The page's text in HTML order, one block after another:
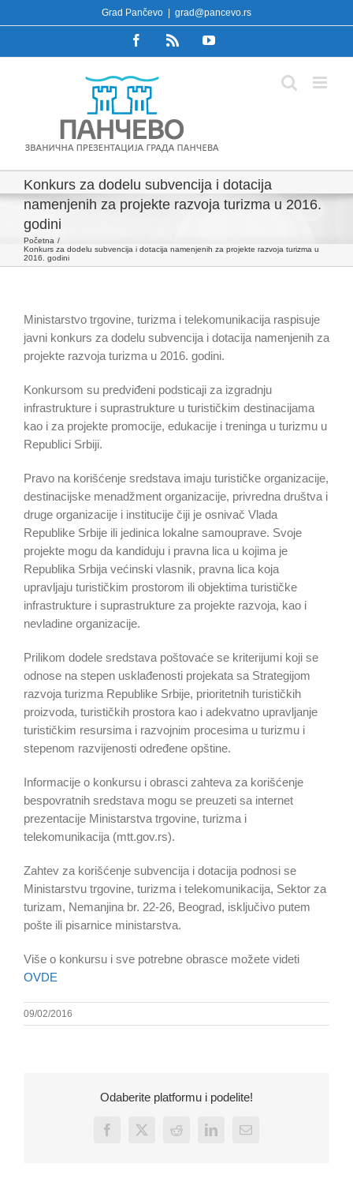
to
Grad Pančevo grad@pancevo.rs
FacebookRss YouTube
Konkurs za dodelu subvencija i dotacija
namenjenih za projekte razvoja turizma u 2016.
godini
Početna
Konkurs za dodelu subvencija i dotacija namenjenih za projekte razvoja turizma u
2016. godini
Ministarstvo trgovine, turizma i telekomunikacija raspisuje
javni konkurs za dodelu subvencija i dotacija namenjenih za
projekte razvoja turizma u 2016. godini.
Konkursom su predviđeni podsticaji za izgradnju
infrastrukture i suprastrukture u turističkim destinacijama
kao i za projekte promocije, edukacije i treninga u turizmu u
Republici Srbiji.
Pravo na korišćenje sredstava imaju turističke organizacije,
destinacijske menadžment organizacije, privredna društva i
druge organizacije i institucije čiji je osnivač Vlada
Republike Srbije ili jedinica lokalne samouprave. Svoje
projekte mogu da kandiduju i pravna lica u kojima je
Republika Srbija većinski vlasnik, pravna lica koja
upravljaju turističkim prostorom ili objektima turističke
infrastrukture i suprastrukture za projekte razvoja, kao i
nevladine organizacije.
Prilikom dodele sredstava poštovaće se kriterijumi koji se
odnose na stepen usklađenosti projekata sa Strategijom
razvoja turizma Republike Srbije, prioritetnih turističkih
proizvoda, turističkih prostora kao i adekvatno upravljanje
turističkim resursima i razvojnim procesima u turizmu i
stepenom razvijenosti određene opštine.
Informacije o konkursu i obrasci zahteva za korišćenje
bespovratnih sredstava mogu se preuzeti sa internet
prezentacije Ministarstva trgovine, turizma i
telekomunikacija (mtt.gov.rs).
Zahtev za korišćenje subvencija i dotacija podnosi se
Ministarstvu trgovine, turizma i telekomunikacija, Sektor za
turizam, Nemanjina br. 22-26, Beograd, isključivo putem
pošte ili pisarnice ministarstva.
Više o konkursu i sve potrebne obrasce možete videti
OVDE
09/02/2016
Odaberite platformu i podelite!
Facebook
X Reddit LinkedInEmail